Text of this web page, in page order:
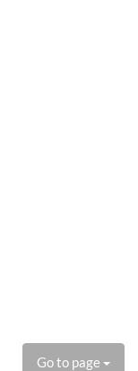
Go to page